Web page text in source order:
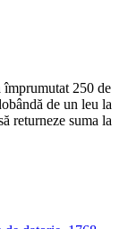
împrumutat 250 de
de un leu la
returneze suma la